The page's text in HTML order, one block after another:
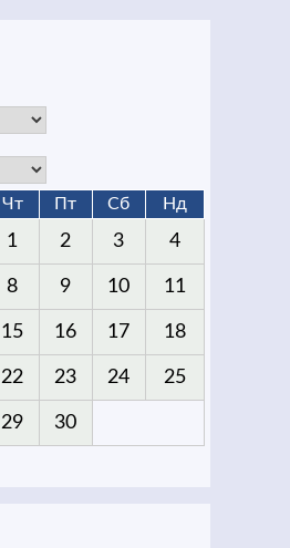
Чт Пт Сб Нд
1 2 3 4
8 9 10 11
15 16 17 18
22 23 24 25
29 30